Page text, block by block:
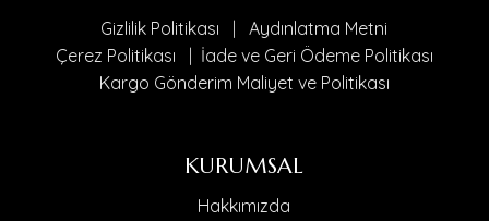
Gizlilik Politikası |Aydınlatma Metni
Çerez Politikası
İade ve Geri Ödeme Politikası
Kargo Gönderim Maliyet ve Politikası
KURUMSAL
Hakkımızda